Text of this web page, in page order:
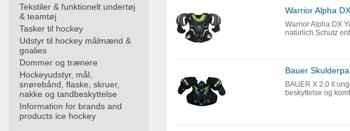
Tekstiler & funktionelt undertøj
& teamtøj
Tasker til hockey
Udstyr til hockey målmænd &
goalies
Dommer og trænere
Hockeyudstyr, mål,
snørebånd, flaske, skruer,
nakke og tandbeskyttelse
Information for brands and
products ice hockey
Warrior Alpha
Warrior Alpha DX
natürlich Schutz
Bauer
BAUER X 2.0 II
beskyttelse og